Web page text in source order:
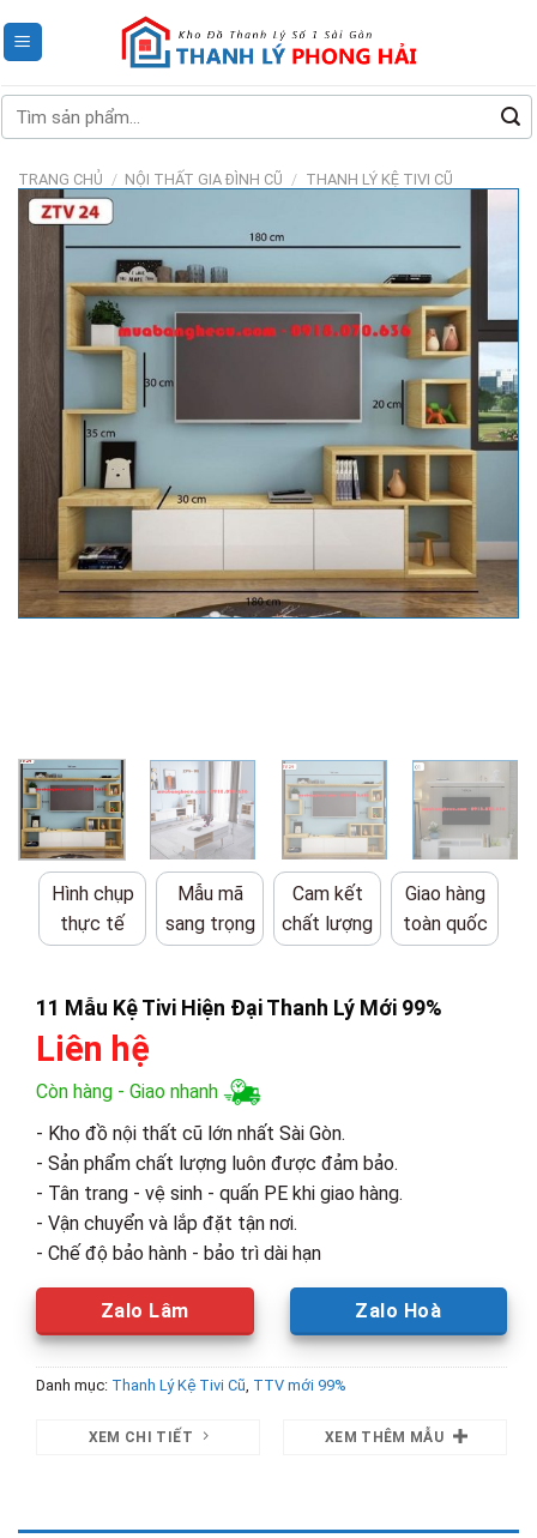
to
Tìm
kiếm:
TRANG CHỦ / NỘI THẤT GIA ĐÌNH CŨ / THANH LÝ KỆ TIVI CŨ
Hình chụp
thực tế
Mẫu mã
sang trọng
Cam kết
chất lượng
Giao hàng
toàn quốc
11 Mẫu Kệ Tivi Hiện Đại Thanh Lý Mới 99%
Liên hệ
Còn hàng - Giao nhanh
- Kho đồ nội thất cũ lớn nhất Sài Gòn.
- Sản phẩm chất lượng luôn được đảm bảo.
- Tân trang - vệ sinh - quấn PE khi giao hàng.
- Vận chuyển và lắp đặt tận nơi.
- Chế độ bảo hành - bảo trì dài hạn
Zalo Lâm Zalo Hoà
Danh mục: Thanh Lý Kệ Tivi Cũ, TTV mới 99%
XEM CHI TIẾT XEM THÊM MẪU